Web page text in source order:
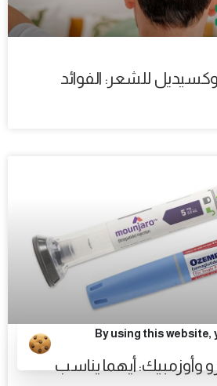
للشعر: الفوائد
وأوزمبيك: أيهما يناسب
By using this website,